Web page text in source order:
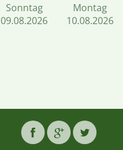
Sonntag
09.08.2026
Montag
10.08.2026